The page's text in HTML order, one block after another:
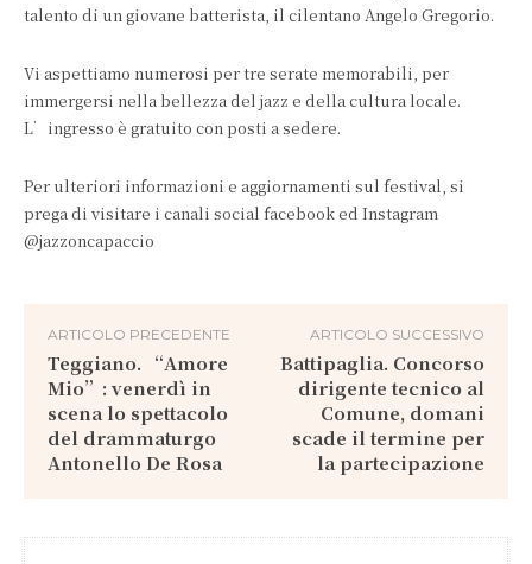
talento di un giovane batterista, il cilentano Angelo Gregorio.
Vi aspettiamo numerosi per tre serate memorabili, per
immergersi nella bellezza del jazz e della cultura locale.
L’ingresso è gratuito con posti a sedere.
Per ulteriori informazioni e aggiornamenti sul festival, si
prega di visitare i canali social facebook ed Instagram
@jazzoncapaccio
ARTICOLO PRECEDENTE
Teggiano. “Amore
Mio”: venerdì in
scena lo spettacolo
del drammaturgo
Antonello De Rosa
ARTICOLO SUCCESSIVO
Battipaglia. Concorso
dirigente tecnico al
Comune, domani
scade il termine per
la partecipazione